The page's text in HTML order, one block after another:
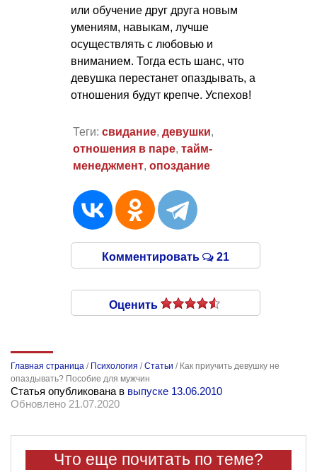
или обучение друг друга новым
умениям, навыкам, лучше
осуществлять с любовью и
вниманием. Тогда есть шанс, что
девушка перестанет опаздывать, а
отношения будут крепче. Успехов!
Теги: свидание, девушки,
отношения в паре, тайм-
менеджмент, опоздание
Комментировать 21
Оценить
Главная страница / Психология /Статьи / Как приучить девушку не
опаздывать? Пособие для мужчин
Статья опубликована в выпуске 13.06.2010
Обновлено 21.07.2020
Что еще почитать по теме?